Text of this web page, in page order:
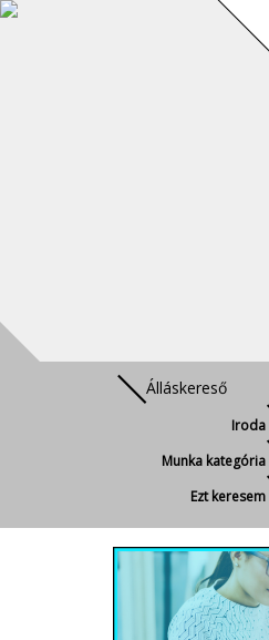
Álláskereső
Iroda
Munka kategória
Ezt keresem